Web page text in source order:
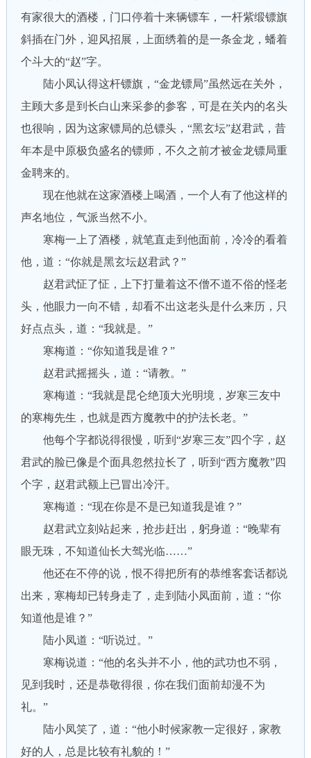
有家很大的酒楼，门口停着十来辆镖车，一杆紫缎镖旗
斜插在门外，迎风招展，上面绣着的是一条金龙，蟠着
个斗大的“赵”字。
陆小凤认得这杆镖旗，“金龙镖局”虽然远在关外，
主顾大多是到长白山来采参的参客，可是在关内的名头
也很响，因为这家镖局的总镖头，“黑玄坛”赵君武，昔
年本是中原极负盛名的镖师，不久之前才被金龙镖局重
金聘来的。
现在他就在这家酒楼上喝酒，一个人有了他这样的
声名地位，气派当然不小。
寒梅一上了酒楼，就笔直走到他面前，冷冷的看着
他，道：“你就是黑玄坛赵君武？”
赵君武怔了怔，上下打量着这不僧不道不俗的怪老
头，他眼力一向不错，却看不出这老头是什么来历，只
好点点头，道：“我就是。”
寒梅道：“你知道我是谁？”
赵君武摇摇头，道：“请教。”
寒梅道：“我就是昆仑绝顶大光明境，岁寒三友中
的寒梅先生，也就是西方魔教中的护法长老。”
他每个字都说得很慢，听到“岁寒三友”四个字，赵
君武的脸已像是个面具忽然拉长了，听到“西方魔教”四
个字，赵君武额上已冒出冷汗。
寒梅道：“现在你是不是已知道我是谁？”
赵君武立刻站起来，抢步赶出，躬身道：“晚辈有
眼无珠，不知道仙长大驾光临……”
他还在不停的说，恨不得把所有的恭维客套话都说
出来，寒梅却已转身走了，走到陆小凤面前，道：“你
知道他是谁？”
陆小凤道：“听说过。”
寒梅说道：“他的名头并不小，他的武功也不弱，
见到我时，还是恭敬得很，你在我们面前却漫不为
礼。”
陆小凤笑了，道：“他小时候家教一定很好，家教
好的人，总是比较有礼貌的！”